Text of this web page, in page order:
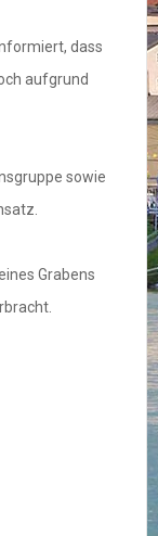
dass
aufgrund
sowie
Grabens